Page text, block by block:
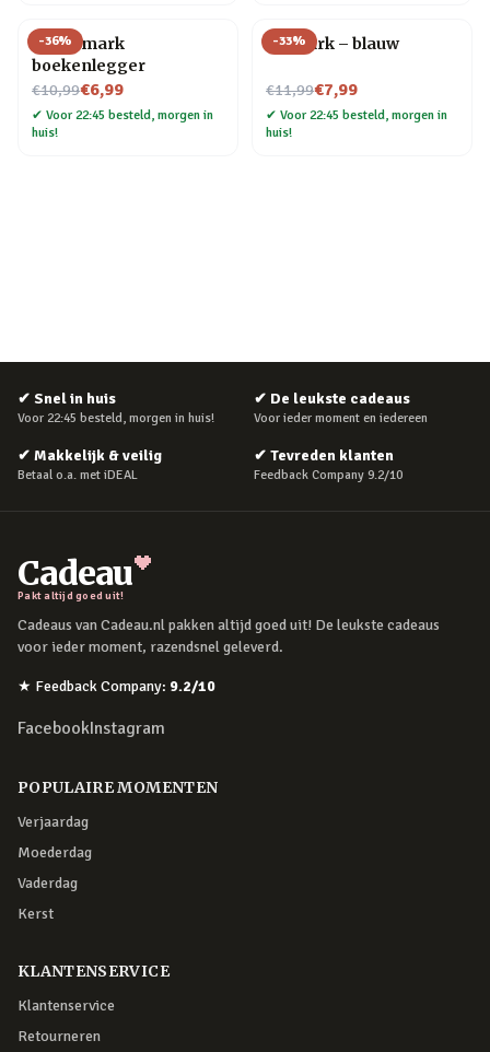
-36%
Spacemark
boekenlegger
€10,99
Nu voor€6,99
✔ Voor 22:45 besteld, morgen in
huis!
-33%
Zipmark – blauw
€11,99
Nu voor€7,99
✔ Voor 22:45 besteld, morgen in
huis!
✔ Snel in huis
Voor 22:45 besteld, morgen in huis!
✔ De leukste cadeaus
Voor ieder moment en iedereen
✔ Makkelijk & veilig
Betaal o.a. met iDEAL
✔ Tevreden klanten
Feedback Company 9.2/10
Cadeau
Pakt altijd goed uit!
Cadeaus van Cadeau.nl pakken altijd goed uit! De leukste cadeaus
voor ieder moment, razendsnel geleverd.
★ Feedback Company: 9.2/10
FacebookInstagram
POPULAIRE MOMENTEN
Verjaardag
Moederdag
Vaderdag
Kerst
KLANTENSERVICE
Klantenservice
Retourneren